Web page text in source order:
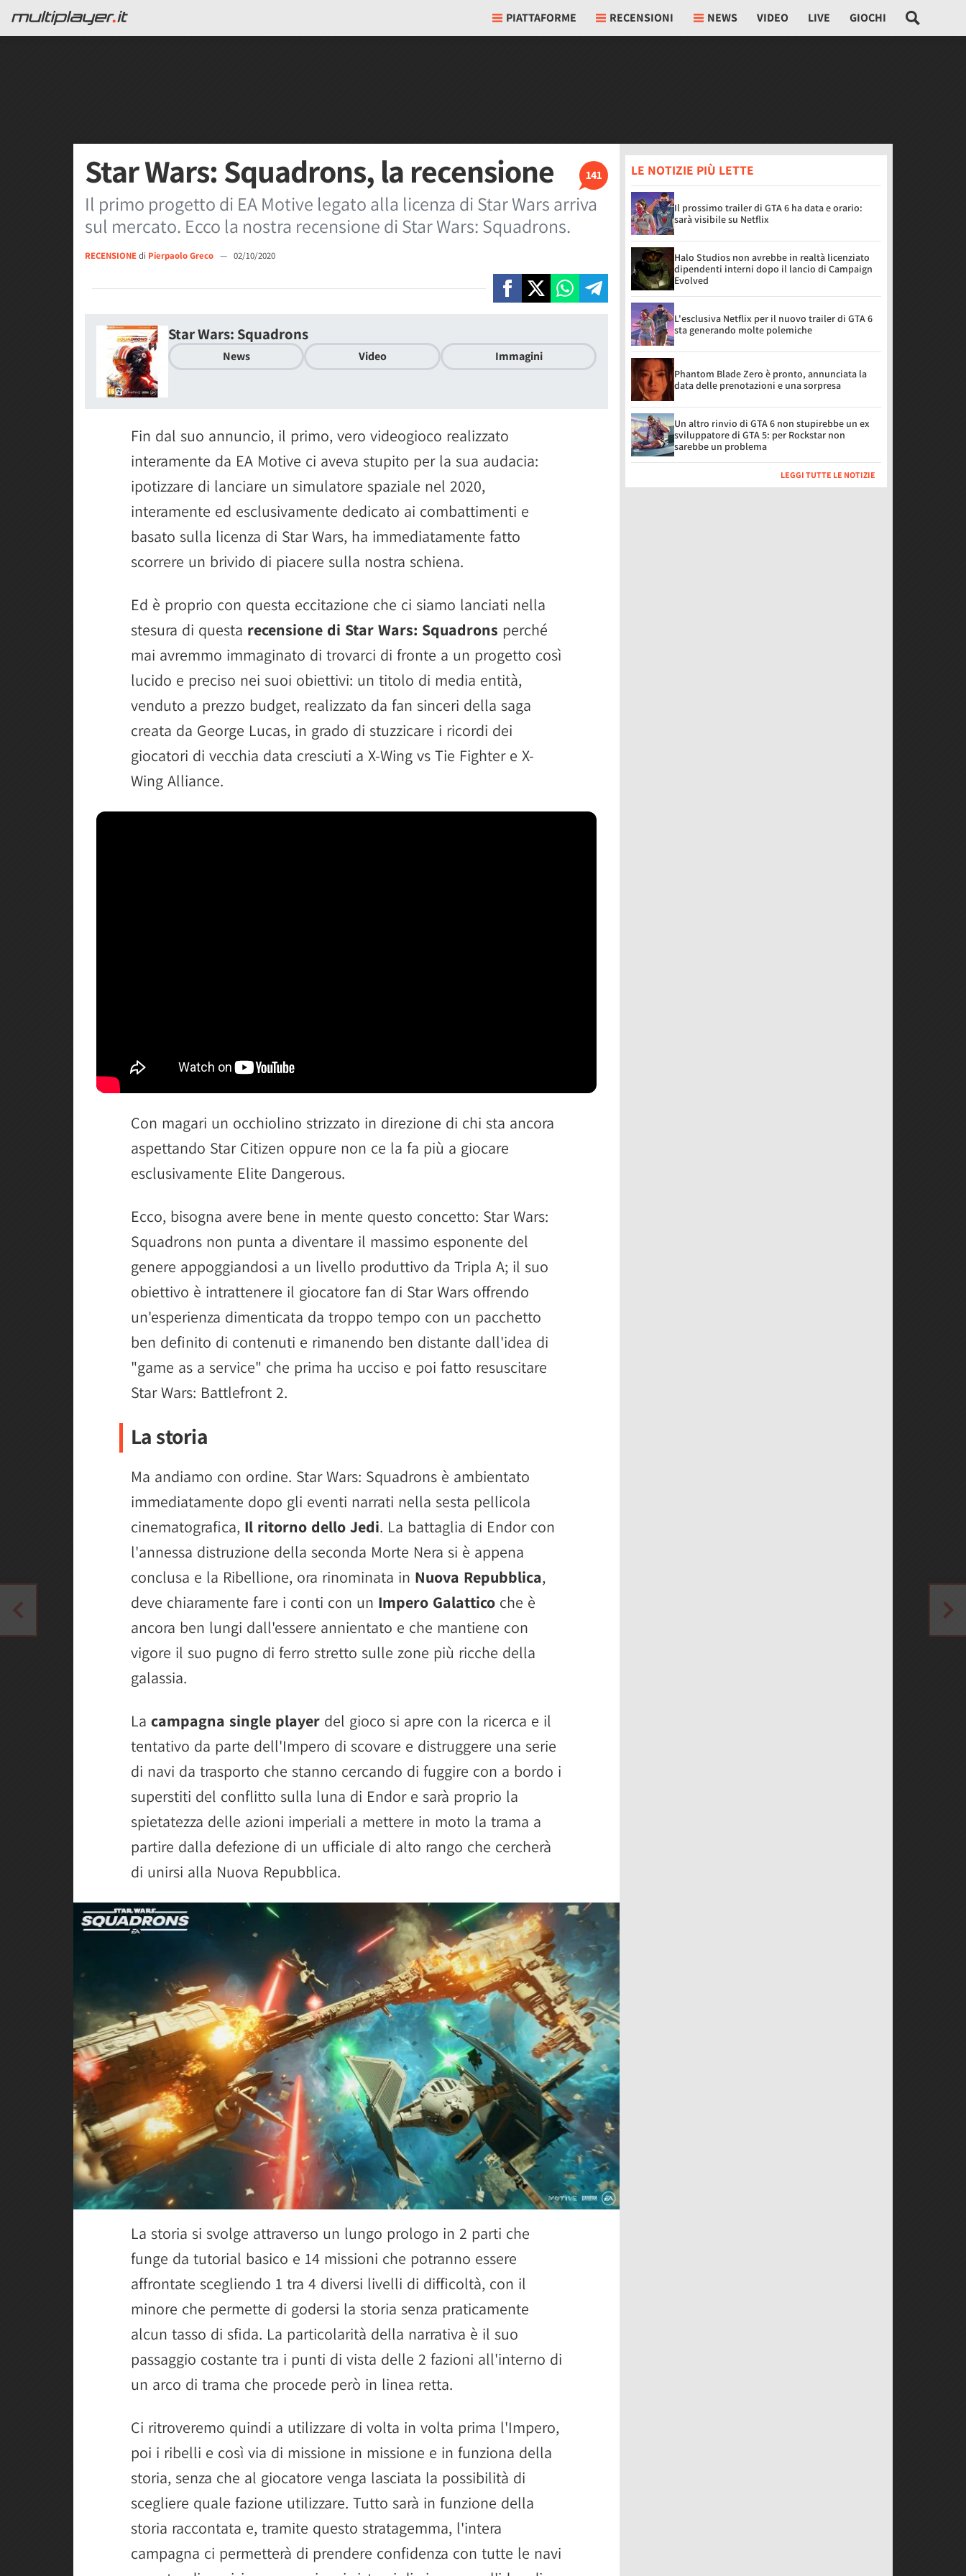
PIATTAFORME RECENSIONI NEWS VIDEO LIVE GIOCHI
141
Star Wars: Squadrons, la recensione
Il primo progetto di EA Motive legato alla licenza di Star Wars arriva
sul mercato. Ecco la nostra recensione di Star Wars: Squadrons.
RECENSIONEdi Pierpaolo Greco — 02/10/2020
Star Wars: Squadrons
News Video Immagini
Fin dal suo annuncio, il primo, vero videogioco realizzato
interamente da EA Motive ci aveva stupito per la sua audacia:
ipotizzare di lanciare un simulatore spaziale nel 2020,
interamente ed esclusivamente dedicato ai combattimenti e
basato sulla licenza di Star Wars, ha immediatamente fatto
scorrere un brivido di piacere sulla nostra schiena.
Ed è proprio con questa eccitazione che ci siamo lanciati nella
stesura di questa recensione di Star Wars: Squadrons perché
mai avremmo immaginato di trovarci di fronte a un progetto così
lucido e preciso nei suoi obiettivi: un titolo di media entità,
venduto a prezzo budget, realizzato da fan sinceri della saga
creata da George Lucas, in grado di stuzzicare i ricordi dei
giocatori di vecchia data cresciuti a X-Wing vs Tie Fighter e X-
Wing Alliance.
Con magari un occhiolino strizzato in direzione di chi sta ancora
aspettando Star Citizen oppure non ce la fa più a giocare
esclusivamente Elite Dangerous.
Ecco, bisogna avere bene in mente questo concetto: Star Wars:
Squadrons non punta a diventare il massimo esponente del
genere appoggiandosi a un livello produttivo da Tripla A; il suo
obiettivo è intrattenere il giocatore fan di Star Wars offrendo
un'esperienza dimenticata da troppo tempo con un pacchetto
ben definito di contenuti e rimanendo ben distante dall'idea di
"game as a service" che prima ha ucciso e poi fatto resuscitare
Star Wars: Battlefront 2.
La storia
Ma andiamo con ordine. Star Wars: Squadrons è ambientato
immediatamente dopo gli eventi narrati nella sesta pellicola
cinematografica, Il ritorno dello Jedi. La battaglia di Endor con
l'annessa distruzione della seconda Morte Nera si è appena
conclusa e la Ribellione, ora rinominata in Nuova Repubblica,
deve chiaramente fare i conti con un Impero Galattico che è
ancora ben lungi dall'essere annientato e che mantiene con
vigore il suo pugno di ferro stretto sulle zone più ricche della
galassia.
La campagna single player del gioco si apre con la ricerca e il
tentativo da parte dell'Impero di scovare e distruggere una serie
di navi da trasporto che stanno cercando di fuggire con a bordo i
superstiti del conflitto sulla luna di Endor e sarà proprio la
spietatezza delle azioni imperiali a mettere in moto la trama a
partire dalla defezione di un ufficiale di alto rango che cercherà
di unirsi alla Nuova Repubblica.
La storia si svolge attraverso un lungo prologo in 2 parti che
funge da tutorial basico e 14 missioni che potranno essere
affrontate scegliendo 1 tra 4 diversi livelli di difficoltà, con il
minore che permette di godersi la storia senza praticamente
alcun tasso di sfida. La particolarità della narrativa è il suo
passaggio costante tra i punti di vista delle 2 fazioni all'interno di
un arco di trama che procede però in linea retta.
Ci ritroveremo quindi a utilizzare di volta in volta prima l'Impero,
poi i ribelli e così via di missione in missione e in funziona della
storia, senza che al giocatore venga lasciata la possibilità di
scegliere quale fazione utilizzare. Tutto sarà in funzione della
storia raccontata e, tramite questo stratagemma, l'intera
campagna ci permetterà di prendere confidenza con tutte le navi
LE NOTIZIE PIÙ LETTE
Il prossimo trailer di GTA 6 ha data e orario:
sarà visibile su Netflix
Halo Studios non avrebbe in realtà licenziato
dipendenti interni dopo il lancio di Campaign
Evolved
L'esclusiva Netflix per il nuovo trailer di GTA 6
sta generando molte polemiche
Phantom Blade Zero è pronto, annunciata la
data delle prenotazioni e una sorpresa
Un altro rinvio di GTA 6 non stupirebbe un ex
sviluppatore di GTA 5: per Rockstar non
sarebbe un problema
LEGGI TUTTE LE NOTIZIE